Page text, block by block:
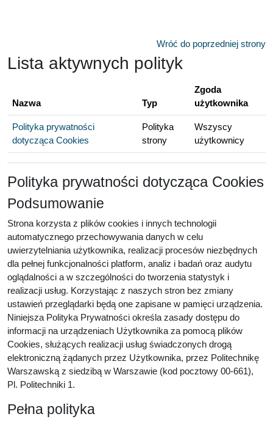
Wróć do poprzedniej strony
Lista aktywnych polityk
Nazwa Typ
Zgoda
użytkownika
Polityka prywatności
dotycząca Cookies
Polityka
strony
Wszyscy
użytkownicy
Polityka prywatności dotycząca Cookies
Podsumowanie
Strona korzysta z plików cookies i innych technologii
automatycznego przechowywania danych w celu
uwierzytelniania użytkownika, realizacji procesów niezbędnych
dla pełnej funkcjonalności platform, analiz i badań oraz audytu
oglądalności a w szczególności do tworzenia statystyk i
realizacji usług. Korzystając z naszych stron bez zmiany
ustawień przeglądarki będą one zapisane w pamięci urządzenia.
Niniejsza Polityka Prywatności określa zasady dostępu do
informacji na urządzeniach Użytkownika za pomocą plików
Cookies, służących realizacji usług świadczonych drogą
elektroniczną żądanych przez Użytkownika, przez Politechnikę
Warszawską z siedzibą w Warszawie (kod pocztowy 00-661),
Pl. Politechniki 1.
Pełna polityka